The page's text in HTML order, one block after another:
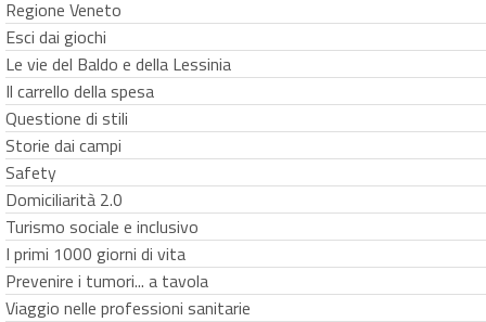
Regione Veneto
Esci dai giochi
Le vie del Baldo e della Lessinia
Il carrello della spesa
Questione di stili
Storie dai campi
Safety
Domiciliarità 2.0
Turismo sociale e inclusivo
I primi 1000 giorni di vita
Prevenire i tumori... a tavola
Viaggio nelle professioni sanitarie